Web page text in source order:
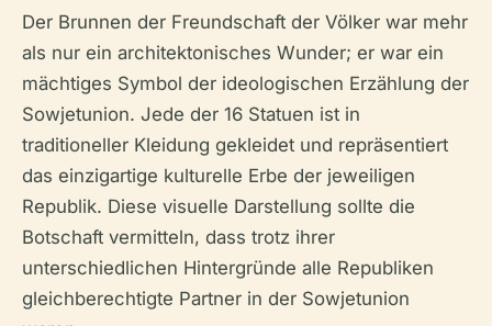
Der Brunnen der Freundschaft der Völker war mehr
als nur ein architektonisches Wunder; er war ein
mächtiges Symbol der ideologischen Erzählung der
Sowjetunion. Jede der 16 Statuen ist in
traditioneller Kleidung gekleidet und repräsentiert
das einzigartige kulturelle Erbe der jeweiligen
Republik. Diese visuelle Darstellung sollte die
Botschaft vermitteln, dass trotz ihrer
unterschiedlichen Hintergründe alle Republiken
gleichberechtigte Partner in der Sowjetunion